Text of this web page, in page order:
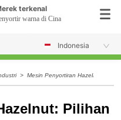
terkenal
warna di Cina
Indonesia
> Mesin Penyortiran Hazelnut:
Pilihan